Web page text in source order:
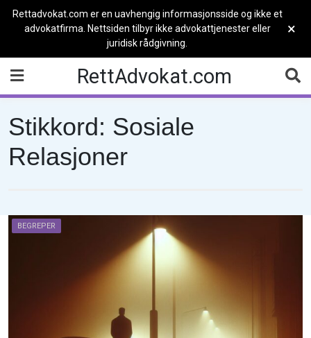
Rettadvokat.com er en uavhengig informasjonsside og ikke et
advokatfirma. Nettsiden tilbyr ikke advokattjenester eller
juridisk rådgivning.
×
content
RettAdvokat.com
Stikkord: Sosiale
Relasjoner
BEGREPER